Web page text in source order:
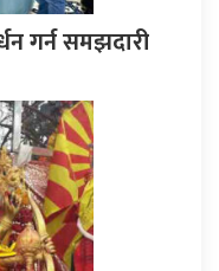
गर्न समझदारी